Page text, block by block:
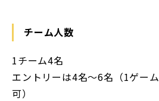
チーム人数
1チーム4名
エントリーは4名～6名（1ゲー
可）